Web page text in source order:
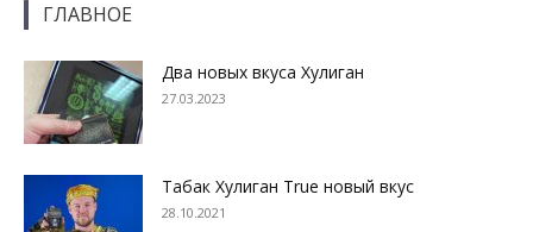
ГЛАВНОЕ
Два новых вкуса Хулиган
27.03.2023
Табак Хулиган True новый вкус
28.10.2021